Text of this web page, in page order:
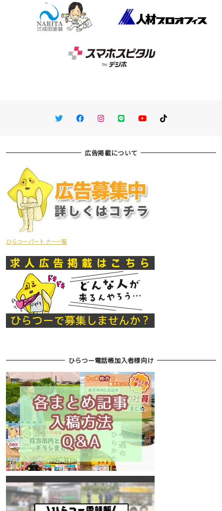
TwitterFacebookInstagram
LINE You TubeTikTok
広告掲載について
ひらつーパートナー一覧
ひらつー電話帳加入者様向け